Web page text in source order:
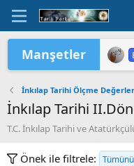
Manşetler
İnkılap Tarihi Ölçme
İnkılap Tarihi
T.C. İnkılap Tarihi ve
Önek ile filtrele: